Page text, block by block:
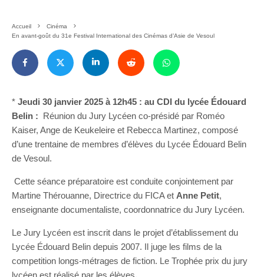
Accueil
Cinéma
En avant-goût du 31e Festival International des Cinémas d’Asie de Vesoul
* Jeudi 30 janvier 2025 à 12h45 : au CDI du lycée Édouard
Belin : Réunion du Jury Lycéen co-présidé par Roméo
Kaiser, Ange de Keukeleire et Rebecca Martinez, composé
d’une trentaine de membres d’élèves du Lycée Édouard Belin
de Vesoul.
Cette séance préparatoire est conduite conjointement par
Martine Thérouanne, Directrice du FICA et Anne Petit,
enseignante documentaliste, coordonnatrice du Jury Lycéen.
Le Jury Lycéen est inscrit dans le projet d’établissement du
Lycée Édouard Belin depuis 2007. Il juge les films de la
competition longs-métrages de fiction. Le Trophée prix du jury
lycéen est réalisé par les élèves.